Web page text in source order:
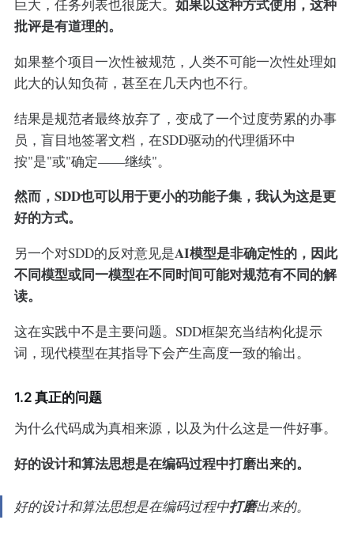
巨大，任务列表也很庞大。 如果以这种方式使用，这种
批评是有道理的。
如果整个项目一次性被规范，人类不可能一次性处理如
此大的认知负荷，甚至在几天内也不行。
结果是规范者最终放弃了，变成了一个过度劳累的办事
员，盲目地签署文档，在SDD驱动的代理循环中
按"是"或"确定——继续"。
然而，SDD也可以用于更小的功能子集，我认为这是更
好的方式。
另一个对SDD的反对意见是AI模型是非确定性的，因此
不同模型或同一模型在不同时间可能对规范有不同的解
读。
这在实践中不是主要问题。SDD框架充当结构化提示
词，现代模型在其指导下会产生高度一致的输出。
1.2 真正的问题
为什么代码成为真相来源，以及为什么这是一件好事。
好的设计和算法思想是在编码过程中打磨出来的。
好的设计和算法思想是在编码过程中打磨出来的。